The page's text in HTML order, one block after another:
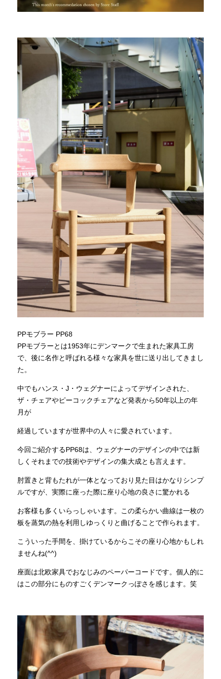
PPモブラー PP68
PPモブラーとは1953年にデンマークで生まれた家具工房
で、後に名作と呼ばれる様々な家具を世に送り出してきまし
た。
中でもハンス・J・ウェグナーによってデザインされた、
ザ・チェアやピーコックチェアなど発表から50年以上の年
月が
経過していますが世界中の人々に愛されています。
今回ご紹介するPP68は、ウェグナーのデザインの中では新
しくそれまでの技術やデザインの集大成とも言えます。
肘置きと背もたれが一体となっており見た目はかなりシンプ
ルですが、実際に座った際に座り心地の良さに驚かれる
お客様も多くいらっしゃいます。この柔らかい曲線は一枚の
板を蒸気の熱を利用しゆっくりと曲げることで作られます。
こういった手間を、掛けているからこその座り心地かもしれ
ませんね(^^)
座面は北欧家具でおなじみのペーパーコードです。個人的に
はこの部分にものすごくデンマークっぽさを感じます。笑